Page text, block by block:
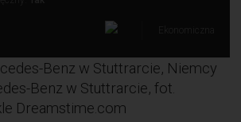
Benz w Stuttrarcie, fot.
Dreamstime.com